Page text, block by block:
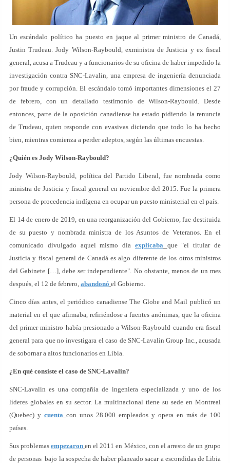
Un escándalo político ha puesto en jaque al primer ministro de Canadá,
Justin Trudeau. Jody Wilson-Raybould, exministra de Justicia y ex fiscal
general, acusa a Trudeau y a funcionarios de su oficina de haber impedido la
investigación contra SNC-Lavalin, una empresa de ingeniería denunciada
por fraude y corrupción. El escándalo tomó importantes dimensiones el 27
de febrero, con un detallado testimonio de Wilson-Raybould. Desde
entonces, parte de la oposición canadiense ha estado pidiendo la renuncia
de Trudeau, quien responde con evasivas diciendo que todo lo ha hecho
bien, mientras comienza a perder adeptos, según las últimas encuestas.
¿Quién es Jody Wilson-Raybould?
Jody Wilson-Raybould, política del Partido Liberal, fue nombrada como
ministra de Justicia y fiscal general en noviembre del 2015. Fue la primera
persona de procedencia indígena en ocupar un puesto ministerial en el país.
El 14 de enero de 2019, en una reorganización del Gobierno, fue destituida
de su puesto y nombrada ministra de los Asuntos de Veteranos. En el
comunicado divulgado aquel mismo día explicaba que "el titular de
Justicia y fiscal general de Canadá es algo diferente de los otros ministros
del Gabinete […], debe ser independiente". No obstante, menos de un mes
después, el 12 de febrero, abandonó el Gobierno.
Cinco días antes, el periódico canadiense The Globe and Mail publicó un
material en el que afirmaba, refiriéndose a fuentes anónimas, que la oficina
del primer ministro había presionado a Wilson-Raybould cuando era fiscal
general para que no investigara el caso de SNC-Lavalin Group Inc., acusada
de sobornar a altos funcionarios en Libia.
¿En qué consiste el caso de SNC-Lavalin?
SNC-Lavalin es una compañía de ingeniera especializada y uno de los
líderes globales en su sector. La multinacional tiene su sede en Montreal
(Quebec) y cuenta con unos 28.000 empleados y opera en más de 100
países.
Sus problemasempezaron en el 2011 en México, con el arresto de un grupo
de personas bajo la sospecha de haber planeado sacar a escondidas de Libia